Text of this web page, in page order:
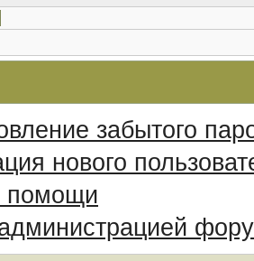
забытого
нового
помощи